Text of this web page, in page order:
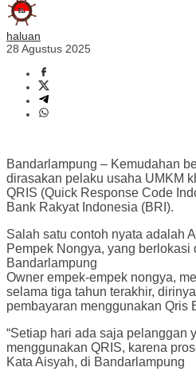
haluan
28 Agustus 2025
Bandarlampung – Kemudahan
dirasakan pelaku usaha UMKM
QRIS (Quick Response Code
Bank Rakyat Indonesia (BRI).
Salah satu contoh nyata adalah
Pempek Nongya, yang berlokasi
Bandarlampung
Owner empek-empek nongya,
selama tiga tahun terakhir,
pembayaran menggunakan Qris
“Setiap hari ada saja pelanggan
menggunakan QRIS, karena
Kata Aisyah, di Bandarlampung